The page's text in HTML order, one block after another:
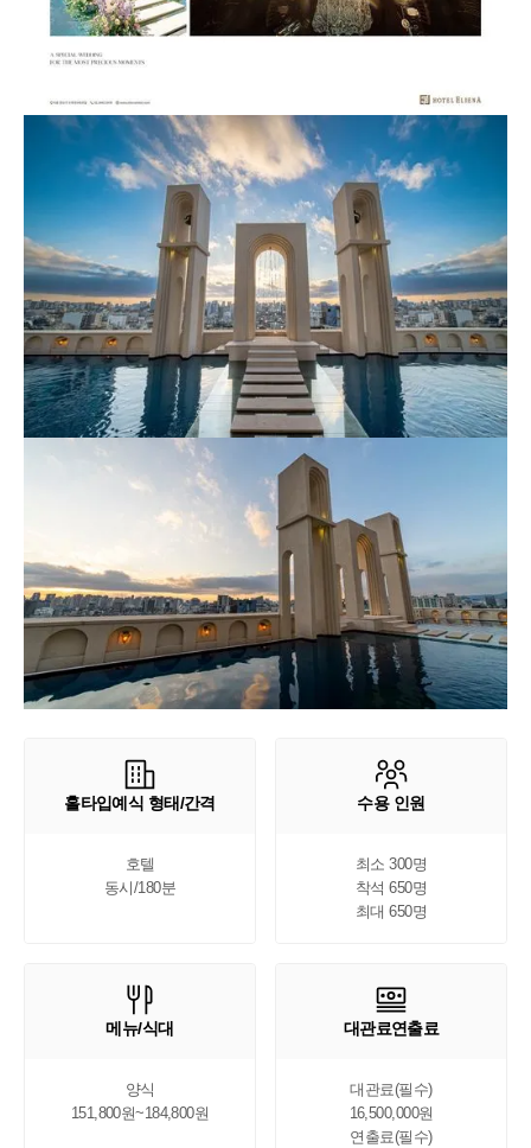
홀타입예식 형태/간격
호텔
동시/180분
수용 인원
최소 300명
착석 650명
최대 650명
메뉴/식대
양식
151,800원~184,800원
대관료연출료
대관료(필수)
16,500,000원
연출료(필수)